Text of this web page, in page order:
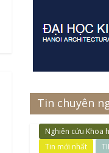
Tin chuyên
Nghiên cứu Khoa
Tin mới nhất